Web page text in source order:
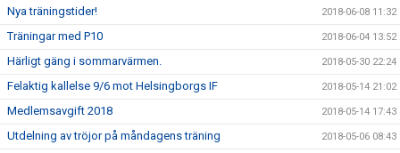
Nya träningstider! 2018-06-08 11:32
Träningar med P10 2018-06-04 13:52
Härligt gäng i sommarvärmen. 2018-05-30 22:24
Felaktig kallelse 9/6 mot Helsingborgs IF 2018-05-14 21:02
Medlemsavgift 2018 2018-05-14 17:43
Utdelning av tröjor på måndagens träning 2018-05-06 08:43